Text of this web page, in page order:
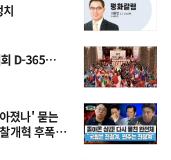
회 D-365…
졌나' 묻는
개혁 후폭